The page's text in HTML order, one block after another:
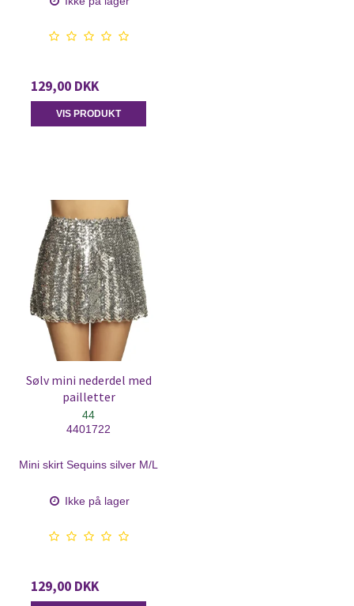
129,00 DKK
VIS PRODUKT
Sølv mini nederdel med
pailletter
44
4401722
Mini skirt Sequins silver M/L
Ikke på lager
129,00 DKK